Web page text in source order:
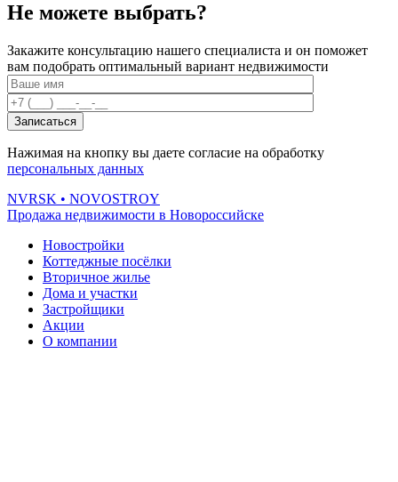
Не можете выбрать?
Закажите консультацию нашего специалиста и он поможет
вам подобрать оптимальный вариант недвижимости
Нажимая на кнопку вы даете согласие на обработку
персональных данных
NVRSK • NOVOSTROY
Продажа недвижимости в Новороссийске
Новостройки
Коттеджные посёлки
Вторичное жилье
Дома и участки
Застройщики
Акции
О компании